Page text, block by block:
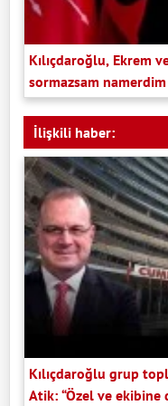
Kılıçdaroğlu, Ekrem
sormazsam namerdim
İlişkili haber:
Kılıçdaroğlu grup
Atik: “Özel ve